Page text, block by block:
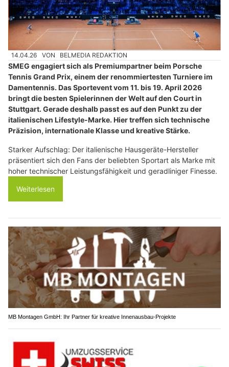
14.04.26 VON BELMEDIA REDAKTION
SMEG engagiert sich als Premiumpartner beim Porsche
Tennis Grand Prix, einem der renommiertesten Turniere im
Damentennis. Das Sportevent vom 11. bis 19. April 2026
bringt die besten Spielerinnen der Welt auf den Court in
Stuttgart. Gerade deshalb passt es auf den Punkt zu der
italienischen Lifestyle-Marke. Hier treffen sich technische
Präzision, internationale Klasse und kreative Stärke.
Starker Aufschlag: Der italienische Hausgeräte-Hersteller
präsentiert sich den Fans der beliebten Sportart als Marke mit
hoher technischer Leistungsfähigkeit und geradliniger Finesse.
Weiterlesen
MB Montagen GmbH: Ihr Partner für kreative Innenausbau-Projekte